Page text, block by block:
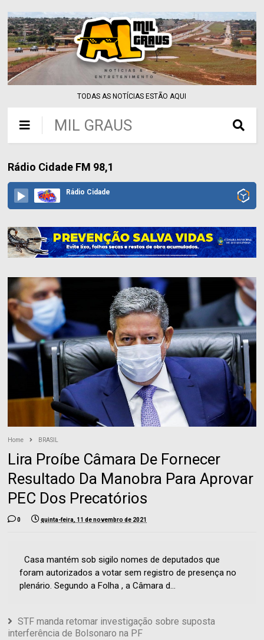
TODAS AS NOTÍCIAS ESTÃO AQUI
MIL GRAUS
Rádio Cidade FM 98,1
Rádio Cidade
Home BRASIL
Lira Proíbe Câmara De Fornecer
Resultado Da Manobra Para Aprovar
PEC Dos Precatórios
0 quinta-feira, 11 de novembro de 2021
Casa mantém sob sigilo nomes de deputados que
foram autorizados a votar sem registro de presença no
plenário. Segundo a Folha , a Câmara d...
STF manda retomar investigação sobre suposta
interferência de Bolsonaro na PF